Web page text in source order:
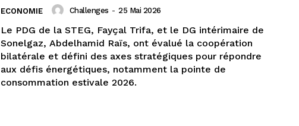
ECONOMIE Challenges - 25 Mai 2026
Le PDG de la STEG, Fayçal Trifa, et le DG intérimaire de
Sonelgaz, Abdelhamid Raïs, ont évalué la coopération
bilatérale et défini des axes stratégiques pour répondre
aux défis énergétiques, notamment la pointe de
consommation estivale 2026.